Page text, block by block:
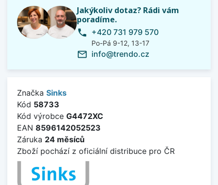
Jakýkoliv dotaz? Rádi vám
poradíme.
phone +420 731 979 570
Po-Pá 9-12, 13-17
mail_outline info@trendo.cz
Značka Sinks
Kód 58733
Kód výrobce G4472XC
EAN 8596142052523
Záruka 24 měsíců
Zboží pochází z oficiální distribuce pro ČR